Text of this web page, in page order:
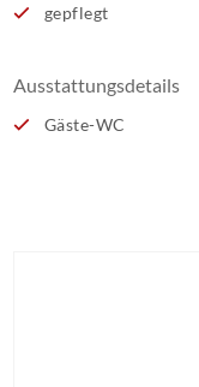
gepflegt
Ausstattungsdetails
Gäste-WC